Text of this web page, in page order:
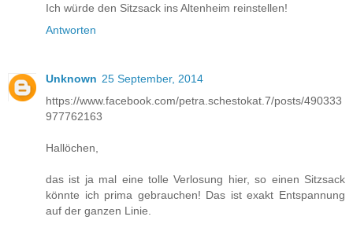
Ich würde den Sitzsack ins Altenheim reinstellen!
Antworten
Unknown 25 September, 2014
https://www.facebook.com/petra.schestokat.7/posts/490333
977762163
Hallöchen,
das ist ja mal eine tolle Verlosung hier, so einen Sitzsack
könnte ich prima gebrauchen! Das ist exakt Entspannung
auf der ganzen Linie.